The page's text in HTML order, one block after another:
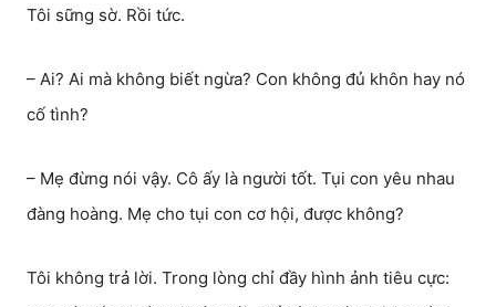
Tôi sững sờ. Rồi tức.
– Ai? Ai mà không biết ngừa? Con không đủ khôn hay nó
cố tình?
– Mẹ đừng nói vậy. Cô ấy là người tốt. Tụi con yêu nhau
đàng hoàng. Mẹ cho tụi con cơ hội, được không?
Tôi không trả lời. Trong lòng chỉ đầy hình ảnh tiêu cực: